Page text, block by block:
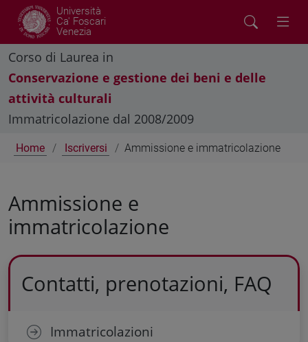
Università
Ca' Foscari
Venezia
Corso di Laurea in
Conservazione e gestione dei beni e delle
attività culturali
Immatricolazione dal 2008/2009
Home Iscriversi Ammissione e immatricolazione
Ammissione e
immatricolazione
Contatti, prenotazioni, FAQ
Immatricolazioni